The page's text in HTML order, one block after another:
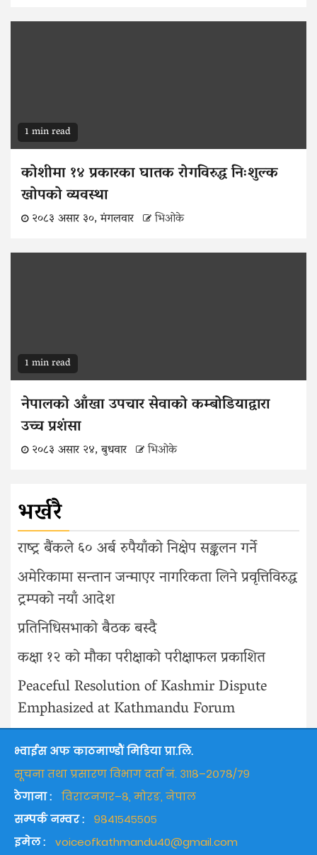
1 min read
कोशीमा १४ प्रकारका घातक रोगविरुद्ध निःशुल्क
खोपको व्यवस्था
२०८३ असार ३०, मंगलवार भिओके
1 min read
नेपालको आँखा उपचार सेवाको कम्बोडियाद्वारा
उच्च प्रशंसा
२०८३ असार २४, बुधवार भिओके
भर्खरै
राष्ट्र बैंकले ६० अर्ब रुपैयाँको निक्षेप सङ्कलन गर्ने
अमेरिकामा सन्तान जन्माएर नागरिकता लिने प्रवृत्तिविरुद्ध
ट्रम्पको नयाँ आदेश
प्रतिनिधिसभाको बैठक बस्दै
कक्षा १२ को मौका परीक्षाको परीक्षाफल प्रकाशित
Peaceful Resolution of Kashmir Dispute
Emphasized at Kathmandu Forum
भ्वाईस अफ काठमाण्डौं मिडिया प्रा.लि.
सूचना तथा प्रसारण विभाग दर्ता नं. ३११८–२०७८/७९
ठेगाना :
विराटनगर–८, मोरङ, नेपाल
सम्पर्क नम्वर :
९८४१५४५५०५
इमेल :
voiceofkathmandu40@gmail.com